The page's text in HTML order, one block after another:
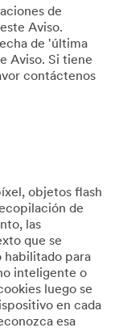
de
Aviso.
de 'última
Aviso. Si tiene
contáctenos
objetos flash
de
las
que se
habilitado para
inteligente o
luego se
en cada
esa